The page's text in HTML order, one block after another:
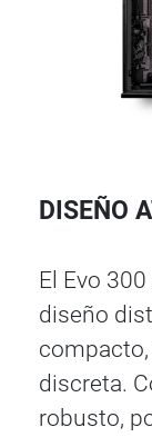
DISEÑO
El Evo
diseño
discreta.
robusto,